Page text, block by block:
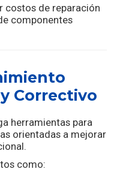
costos de reparación
componentes
Correctivo
herramientas para
orientadas a mejorar
como: